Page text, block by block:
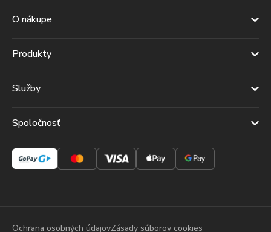
O nákupe
Produkty
Služby
Spoločnosť
Ochrana osobných údajovZásady súborov cookies